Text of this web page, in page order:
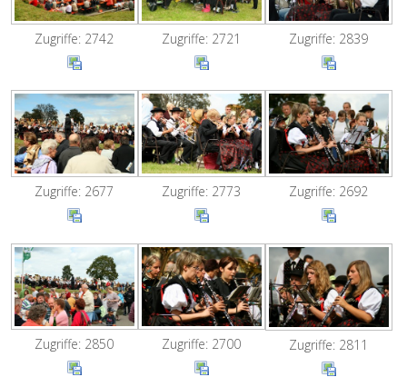
Zugriffe: 2742 Zugriffe: 2721 Zugriffe: 2839
Zugriffe: 2677 Zugriffe: 2773 Zugriffe: 2692
Zugriffe: 2850 Zugriffe: 2700 Zugriffe: 2811